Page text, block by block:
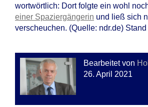
wortwörtlich: Dort folgte ein wohl
einer Spaziergängerin und ließ sich
verscheuchen. (Quelle: ndr.de)
Bearbeitet von
26. April 2021